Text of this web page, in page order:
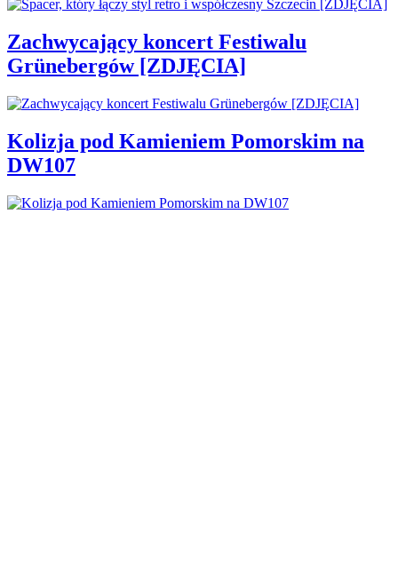
Zachwycający koncert Festiwalu
Grünebergów [ZDJĘCIA]
Kolizja pod Kamieniem Pomorskim na
DW107